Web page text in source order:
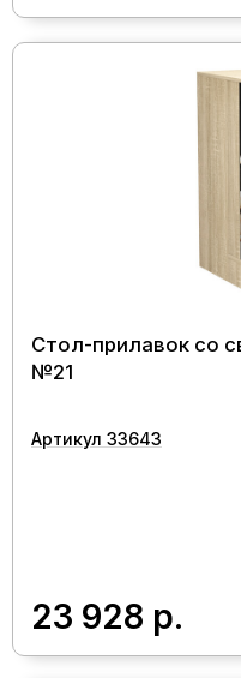
Стол-прилавок со
№21
Артикул 33643
23 928 р.